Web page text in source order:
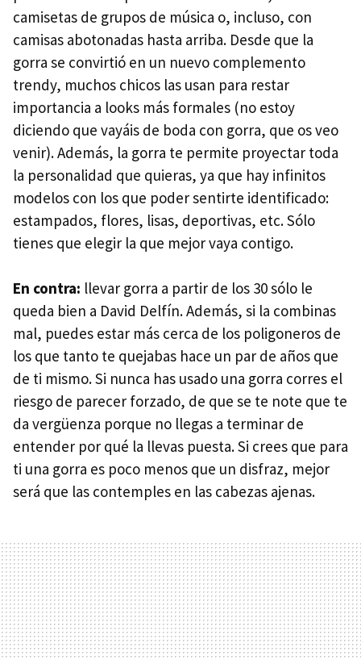
camisetas de grupos de música o, incluso, con
camisas abotonadas hasta arriba. Desde que la
gorra se convirtió en un nuevo complemento
trendy, muchos chicos las usan para restar
importancia a looks más formales (no estoy
diciendo que vayáis de boda con gorra, que os veo
venir). Además, la gorra te permite proyectar toda
la personalidad que quieras, ya que hay infinitos
modelos con los que poder sentirte identificado:
estampados, flores, lisas, deportivas, etc. Sólo
tienes que elegir la que mejor vaya contigo.
En contra: llevar gorra a partir de los 30 sólo le
queda bien a David Delfín. Además, si la combinas
mal, puedes estar más cerca de los poligoneros de
los que tanto te quejabas hace un par de años que
de ti mismo. Si nunca has usado una gorra corres el
riesgo de parecer forzado, de que se te note que te
da vergüenza porque no llegas a terminar de
entender por qué la llevas puesta. Si crees que para
ti una gorra es poco menos que un disfraz, mejor
será que las contemples en las cabezas ajenas.